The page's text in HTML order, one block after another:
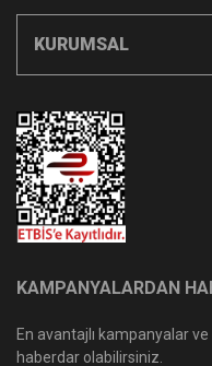
KURUMSAL
KAMPANYALARDAN
En avantajlı kampanyalar
haberdar olabilirsiniz.